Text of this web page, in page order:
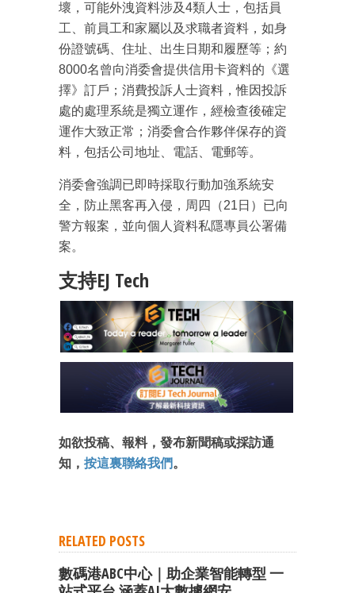
壞，可能外洩資料涉及4類人士，包括員
工、前員工和家屬以及求職者資料，如身
份證號碼、住址、出生日期和履歷等；約
8000名曾向消委會提供信用卡資料的《選
擇》訂戶；消費投訴人士資料，惟因投訴
處的處理系統是獨立運作，經檢查後確定
運作大致正常；消委會合作夥伴保存的資
料，包括公司地址、電話、電郵等。
消委會強調已即時採取行動加強系統安
全，防止黑客再入侵，周四（21日）已向
警方報案，並向個人資料私隱專員公署備
案。
支持EJ Tech
如欲投稿、報料，發布新聞稿或採訪通
知， 按這裏聯絡我們。
RELATED POSTS
數碼港ABC中心｜助企業智能轉型 一